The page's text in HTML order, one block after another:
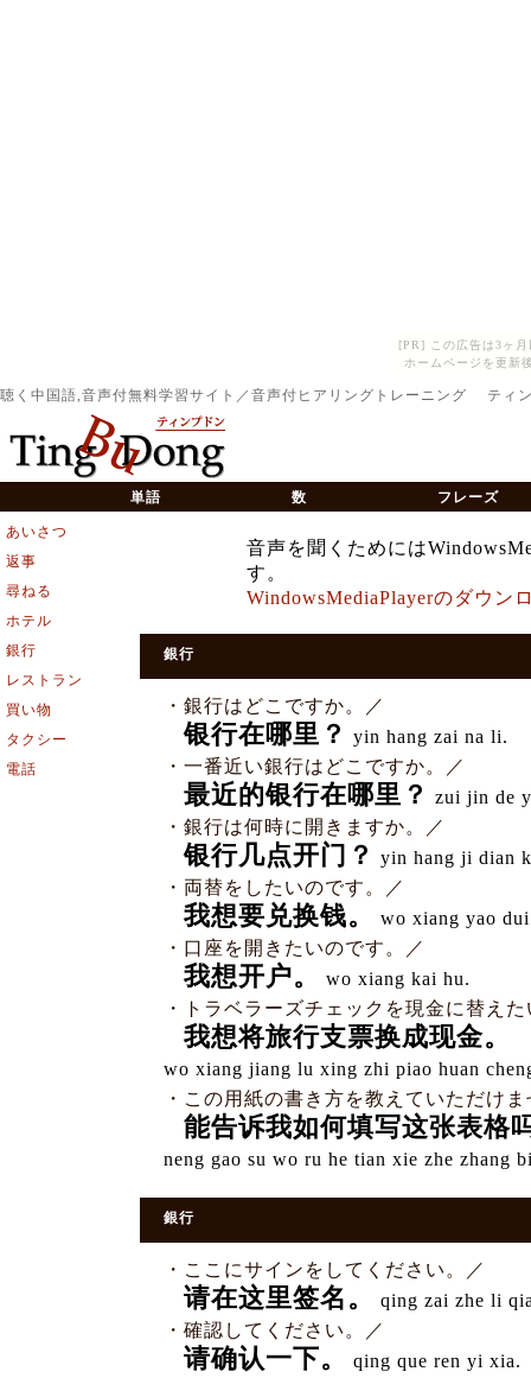
[PR] この広告は3ヶ
ホームページを更新
聴く中国語,音声付無料学習サイト／音声付ヒアリングトレーニング ティ
単語 数 フレーズ
あいさつ
返事
尋ねる
ホテル
銀行
レストラン
買い物
タクシー
電話
音声を聞くためには
す。
WindowsMediaPlayerのダウン
銀行
・銀行はどこですか。／
银行在哪里？ yin hang zai na li.
・一番近い銀行はどこですか。／
最近的银行在哪里？ zui jin de
・銀行は何時に開きますか。／
银行几点开门？ yin hang ji dian
・両替をしたいのです。／
我想要兑换钱。
wo xiang yao
・口座を開きたいのです。／
我想开户。
wo xiang kai hu.
・トラベラーズチェックを現金に替え
我想将旅行支票换成现金。
wo xiang jiang lu xing zhi piao huan
・この用紙の書き方を教えていただけ
能告诉我如何填写这张表格
neng gao su wo ru he tian xie zhe zhang
銀行
・ここにサインをしてください。／
请在这里签名。
qing zai zhe li
・確認してください。／
请确认一下。
qing que ren yi xia.